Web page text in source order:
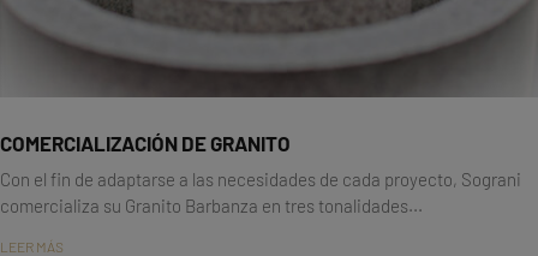
COMERCIALIZACIÓN DE GRANITO
Con el fin de adaptarse a las necesidades de cada proyecto, Sograni
comercializa su Granito Barbanza en tres tonalidades...
LEER MÁS